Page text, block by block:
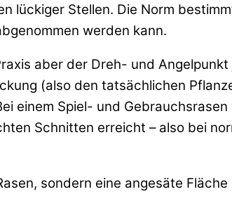
Stellen. Die Norm
werden kann.
aber der Dreh- und
(also den tatsächlichen
einem Spiel- und
Schnitten erreicht – also bei
sondern eine angesäte